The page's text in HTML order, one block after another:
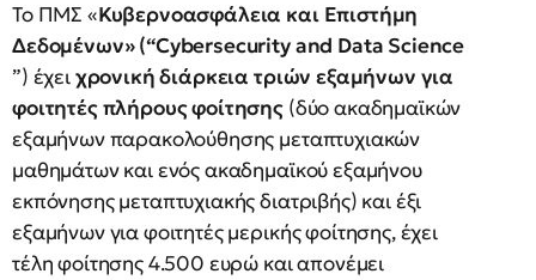
Το ΠΜΣ «Κυβερνοασφάλεια και Επιστήμη
Δεδομένων» (“Cybersecurity and Data Science
”) έχειχρονική διάρκεια τριών εξαμήνων για
φοιτητές πλήρους φοίτησης (δύο ακαδημαϊκών
εξαμήνων παρακολούθησης μεταπτυχιακών
μαθημάτων και ενός ακαδημαϊκού εξαμήνου
εκπόνησης μεταπτυχιακής διατριβής) και έξι
εξαμήνων για φοιτητές μερικής φοίτησης, έχει
τέλη φοίτησης 4.500 ευρώ και απονέμει